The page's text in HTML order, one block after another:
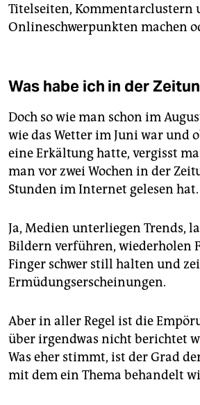
Titelseiten, Kommentar­clustern
Onlineschwerpunkten machen
Was habe ich in der
Doch so wie man schon im
wie das Wetter im Juni war und
eine Erkältung hatte, vergisst
man vor zwei Wochen in der
Stunden im Internet gelesen hat.
Ja, Medien unterliegen Trends,
Bildern verführen, wiederholen
Finger schwer still halten und
Ermüdungserscheinungen.
Aber in aller Regel ist die
über irgendwas nicht berichtet
Was eher stimmt, ist der Grad
mit dem ein Thema behandelt